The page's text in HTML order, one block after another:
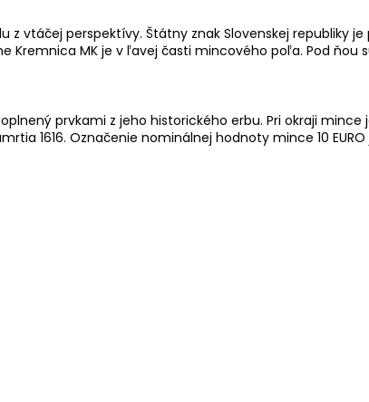
vtáčej perspektívy. Štátny znak Slovenskej republiky
Kremnica MK je v ľavej časti mincového poľa. Pod ňou
prvkami z jeho historického erbu. Pri okraji mince
1616. Označenie nominálnej hodnoty mince 10